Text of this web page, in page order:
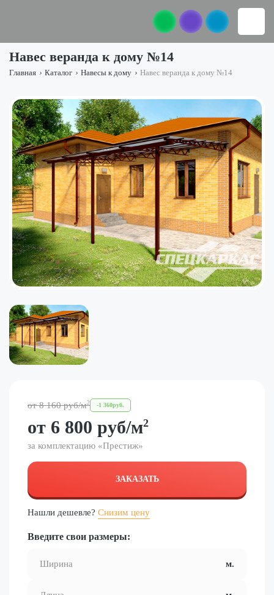
Навес веранда к дому №14
Главная › Каталог › Навесы к дому › Навес веранда к дому №14
от8 160 руб/м2 -1 360руб.
от 6 800 руб/м2
за комплектацию «Престиж»
ЗАКАЗАТЬ
Нашли дешевле? Снизим цену
Введите свои размеры: